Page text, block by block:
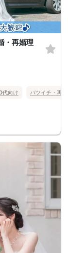
・再婚理
代向け バツイチ・再婚